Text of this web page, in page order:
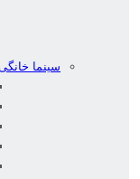
سینما خانگی